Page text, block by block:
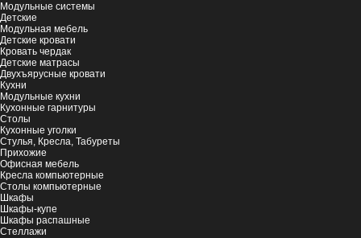
Модульные системы
Детские
Модульная мебель
Детские кровати
Кровать чердак
Детские матрасы
Двухъярусные кровати
Кухни
Модульные кухни
Кухонные гарнитуры
Столы
Кухонные уголки
Стулья, Кресла, Табуреты
Прихожие
Офисная мебель
Кресла компьютерные
Столы компьютерные
Шкафы
Шкафы-купе
Шкафы распашные
Стеллажи